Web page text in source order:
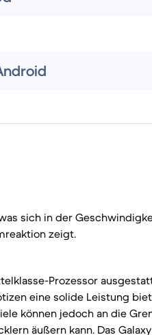
sich in der
zeigt.
Prozessor
eine solide Leistung
können jedoch an die
äußern kann. Das